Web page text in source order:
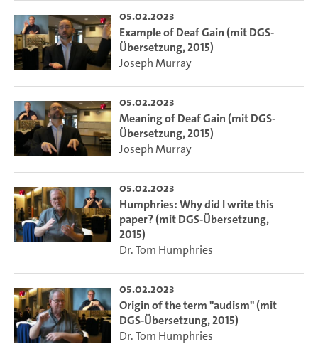
05.02.2023
Example of Deaf Gain (mit DGS-
Übersetzung, 2015)
Joseph Murray
05.02.2023
Meaning of Deaf Gain (mit DGS-
Übersetzung, 2015)
Joseph Murray
05.02.2023
Humphries: Why did I write this
paper? (mit DGS-Übersetzung,
2015)
Dr. Tom Humphries
05.02.2023
Origin of the term "audism" (mit
DGS-Übersetzung, 2015)
Dr. Tom Humphries